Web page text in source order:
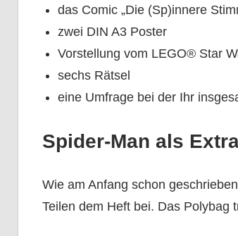
das Comic „Die (Sp)innere
zwei DIN A3 Poster
Vorstellung vom LEGO® Star
sechs Rätsel
eine Umfrage bei der Ihr
Spider-Man als
Wie am Anfang schon
Teilen dem Heft bei. Das Polybag